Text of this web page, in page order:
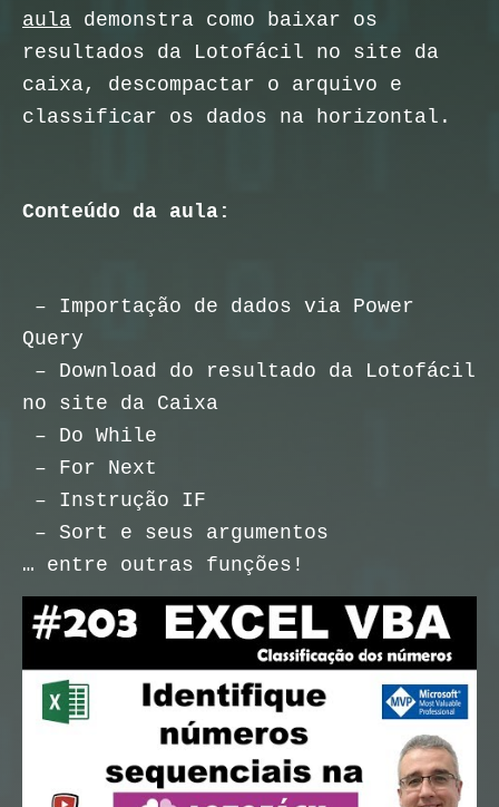
aula demonstra como baixar os
resultados da Lotofácil no site da
caixa, descompactar o arquivo e
classificar os dados na horizontal.
Conteúdo da aula:
– Importação de dados via Power
Query
– Download do resultado da Lotofácil
no site da Caixa
– Do While
– For Next
– Instrução IF
– Sort e seus argumentos
… entre outras funções!